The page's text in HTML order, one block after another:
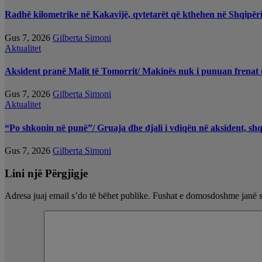
Radhë kilometrike në Kakavijë, qytetarët që kthehen në
Gus 7, 2026 Gilberta Simoni
Aktualitet
Aksident pranë Malit të Tomorrit/ Makinës nuk i punuan frenat
Gus 7, 2026 Gilberta Simoni
Aktualitet
“Po shkonin në punë”/ Gruaja dhe djali i vdiqën në aksident,
Gus 7, 2026 Gilberta Simoni
Lini një Përgjigje
Adresa juaj email s’do të bëhet publike. Fushat e domosdoshme janë